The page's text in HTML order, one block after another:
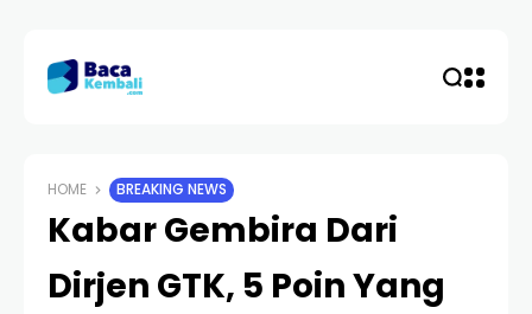
HOME BREAKING NEWS
Kabar Gembira Dari
Dirjen GTK, 5 Poin Yang